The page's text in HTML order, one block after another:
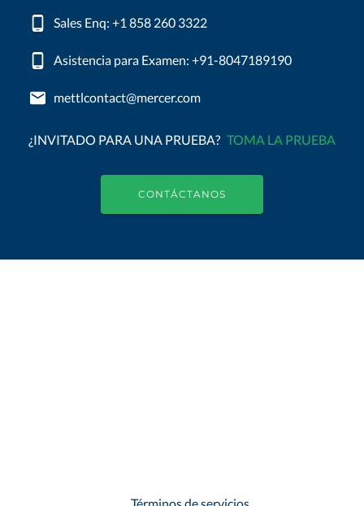
Sales Enq: +1 858 260 3322
Asistencia para Examen: +91-8047189190
mettlcontact@mercer.com
¿INVITADO PARA UNA PRUEBA? TOMA LA PRUEBA
CONTÁCTANOS